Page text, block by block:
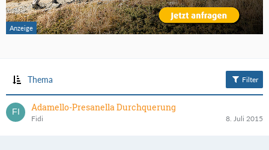
Thema Filter
Adamello-Presanella Durchquerung
Fidi 8. Juli 2015